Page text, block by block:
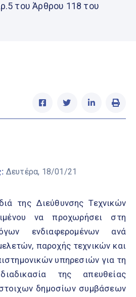
του Άρθρου 118 του
Δευτέρα, 18/01/21
της Διεύθυνσης Τεχνικών
να προχωρήσει στη
ενδιαφερομένων ανά
παροχής τεχνικών και
υπηρεσιών για τη
της απευθείας
δημοσίων συμβάσεων